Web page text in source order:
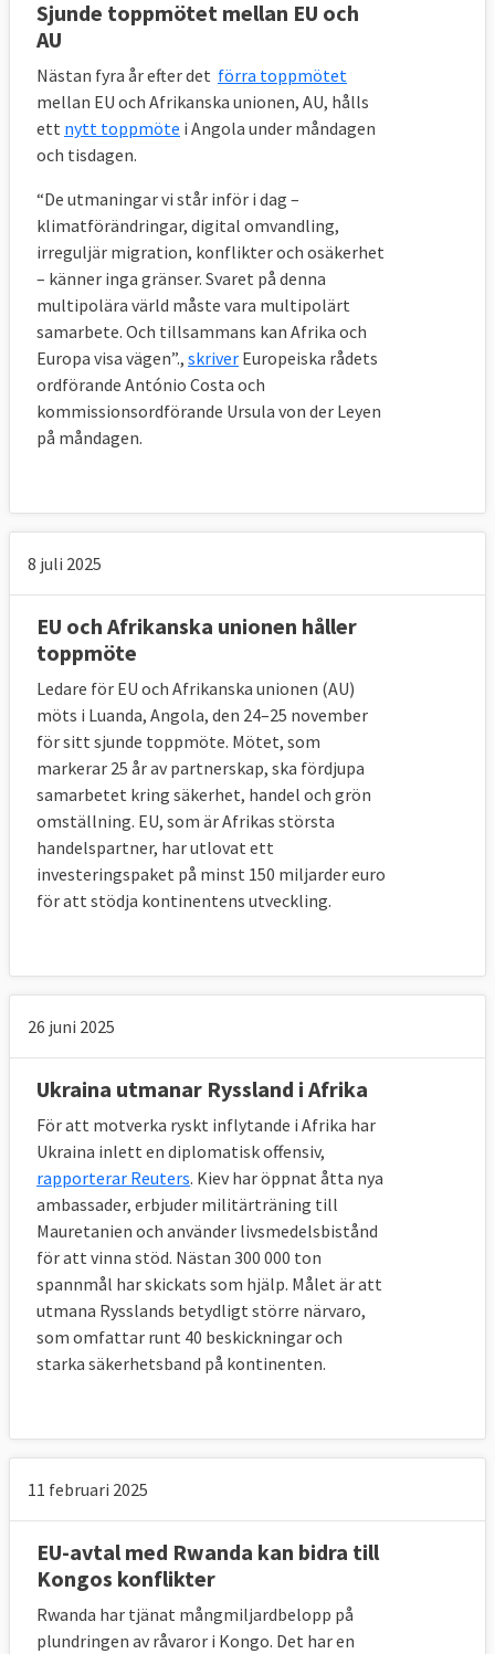
Sjunde toppmötet mellan EU och
AU
Nästan fyra år efter det förra toppmötet
mellan EU och Afrikanska unionen, AU, hålls
ett nytt toppmöte i Angola under måndagen
och tisdagen.
“De utmaningar vi står inför i dag –
klimatförändringar, digital omvandling,
irreguljär migration, konflikter och osäkerhet
– känner inga gränser. Svaret på denna
multipolära värld måste vara multipolärt
samarbete. Och tillsammans kan Afrika och
Europa visa vägen”., skriver Europeiska rådets
ordförande António Costa och
kommissionsordförande Ursula von der Leyen
på måndagen.
8 juli 2025
EU och Afrikanska unionen håller
toppmöte
Ledare för EU och Afrikanska unionen (AU)
möts i Luanda, Angola, den 24–25 november
för sitt sjunde toppmöte. Mötet, som
markerar 25 år av partnerskap, ska fördjupa
samarbetet kring säkerhet, handel och grön
omställning. EU, som är Afrikas största
handelspartner, har utlovat ett
investeringspaket på minst 150 miljarder euro
för att stödja kontinentens utveckling.
26 juni 2025
Ukraina utmanar Ryssland i Afrika
För att motverka ryskt inflytande i Afrika har
Ukraina inlett en diplomatisk offensiv,
rapporterar Reuters. Kiev har öppnat åtta nya
ambassader, erbjuder militärträning till
Mauretanien och använder livsmedelsbistånd
för att vinna stöd. Nästan 300 000 ton
spannmål har skickats som hjälp. Målet är att
utmana Rysslands betydligt större närvaro,
som omfattar runt 40 beskickningar och
starka säkerhetsband på kontinenten.
11 februari 2025
EU-avtal med Rwanda kan bidra till
Kongos konflikter
Rwanda har tjänat mångmiljardbelopp på
plundringen av råvaror i Kongo. Det har en